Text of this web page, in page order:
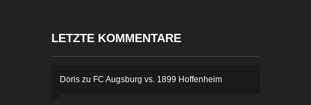
LETZTE KOMMENTARE
Doris zu FC Augsburg vs. 1899 Hoffenheim